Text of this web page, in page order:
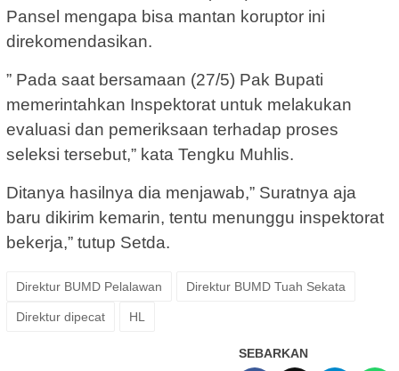
Pansel mengapa bisa mantan koruptor ini
direkomendasikan.
” Pada saat bersamaan (27/5) Pak Bupati
memerintahkan Inspektorat untuk melakukan
evaluasi dan pemeriksaan terhadap proses
seleksi tersebut,” kata Tengku Muhlis.
Ditanya hasilnya dia menjawab,” Suratnya aja
baru dikirim kemarin, tentu menunggu inspektorat
bekerja,” tutup Setda.
Direktur BUMD Pelalawan Direktur BUMD Tuah Sekata
Direktur dipecat HL
SEBARKAN